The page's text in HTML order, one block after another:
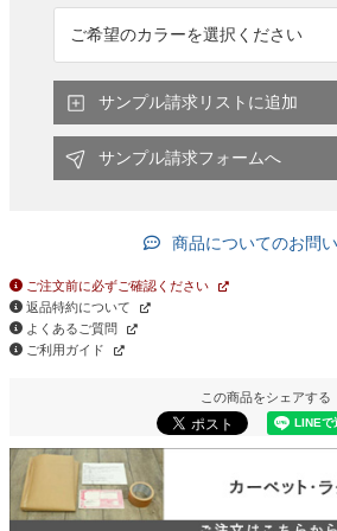
サンプル請求リストに追加
サンプル請求フォームへ
商品についてのお問
ご注文前に必ずご確認ください
返品特約について
よくあるご質問
ご利用ガイド
この商品をシェアする